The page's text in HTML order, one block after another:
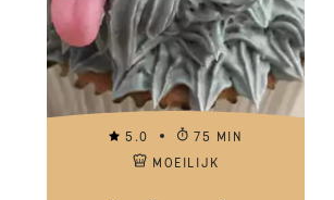
5.0
75 MIN
MOEILIJK